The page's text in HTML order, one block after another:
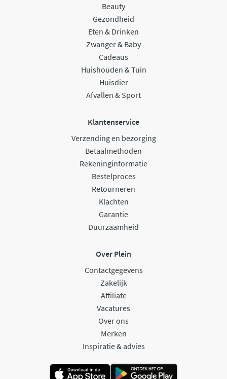
Beauty
Gezondheid
Eten & Drinken
Zwanger & Baby
Cadeaus
Huishouden & Tuin
Huisdier
Afvallen & Sport
Klantenservice
Verzending en bezorging
Betaalmethoden
Rekeninginformatie
Bestelproces
Retourneren
Klachten
Garantie
Duurzaamheid
Over Plein
Contactgegevens
Zakelijk
Affiliate
Vacatures
Over ons
Merken
Inspiratie & advies